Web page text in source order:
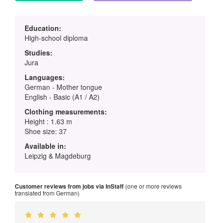
Education:
High-school diploma
Studies:
Jura
Languages:
German - Mother tongue
English - Basic (A1 / A2)
Clothing measurements:
Height : 1.63 m
Shoe size: 37
Available in:
Leipzig & Magdeburg
Customer reviews from jobs via InStaff (one or more reviews
translated from German)